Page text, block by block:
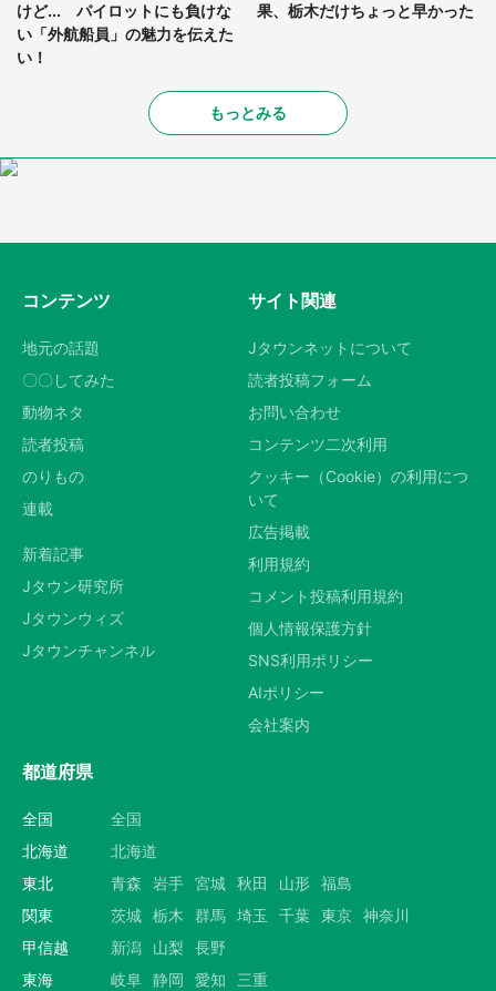
けど... パイロットにも負けな
い「外航船員」の魅力を伝えた
い！
果、栃木だけちょっと早かった
もっとみる
コンテンツ
地元の話題
〇〇してみた
動物ネタ
読者投稿
のりもの
連載
新着記事
Jタウン研究所
Jタウンウィズ
Jタウンチャンネル
サイト関連
Jタウンネットについて
読者投稿フォーム
お問い合わせ
コンテンツ二次利用
クッキー（Cookie）の利用につ
いて
広告掲載
利用規約
コメント投稿利用規約
個人情報保護方針
SNS利用ポリシー
AIポリシー
会社案内
都道府県
全国
全国
北海道
北海道
東北
青森 岩手 宮城 秋田 山形 福島
関東
茨城 栃木 群馬 埼玉 千葉 東京 神奈川
甲信越
新潟 山梨
長野
東海
岐阜 静岡 愛知 三重